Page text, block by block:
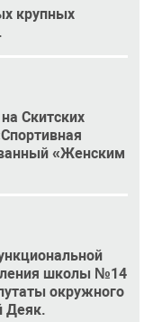
крупных
Скитских
«Женским
школы №14
окружного
Деяк.